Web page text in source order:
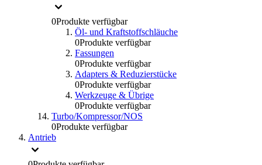
0Produkte verfügbar
Öl- und Kraftstoffschläuche
0Produkte verfügbar
Fassungen
0Produkte verfügbar
Adapters & Reduzierstücke
0Produkte verfügbar
Werkzeuge & Übrige
0Produkte verfügbar
Turbo/Kompressor/NOS
0Produkte verfügbar
Antrieb